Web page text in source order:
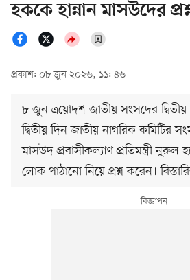
হককে হান্নান মাসউদের
প্রকাশ: ০৮ জুন ২০২৬, ১১: ৪৬
৮ জুন ত্রয়োদশ জাতীয় সংসদের
দ্বিতীয় দিন জাতীয় নাগরিক কমিটির
মাসউদ প্রবাসীকল্যাণ প্রতিমন্ত্রী নুরুল
লোক পাঠানো নিয়ে প্রশ্ন করেন।